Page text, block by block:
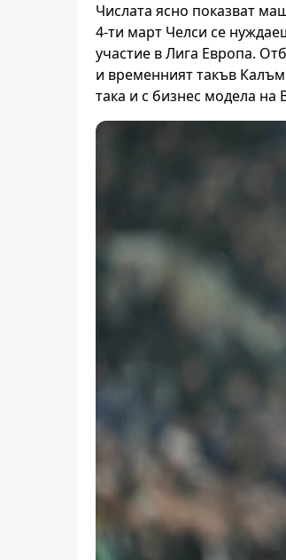
Числата ясно показват
4-ти март Челси се
участие в Лига Европа.
и временният такъв
така и с бизнес модела на